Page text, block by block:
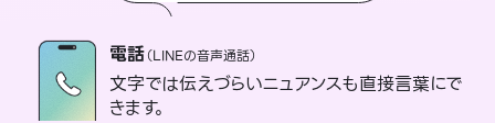
電話（LINEの音声通話）
文字では伝えづらいニュアンスも直接言葉にで
きます。